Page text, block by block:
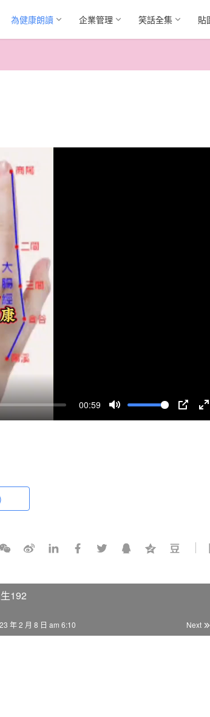
為健康朗讀 企業管理 笑話全集 貼
00:59
M
P
E
c
e
192
Next
年 2 月 8 日 am 6:10